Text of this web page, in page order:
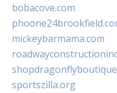
bobacove.com
mickeybarmama.com
sportszilla.org